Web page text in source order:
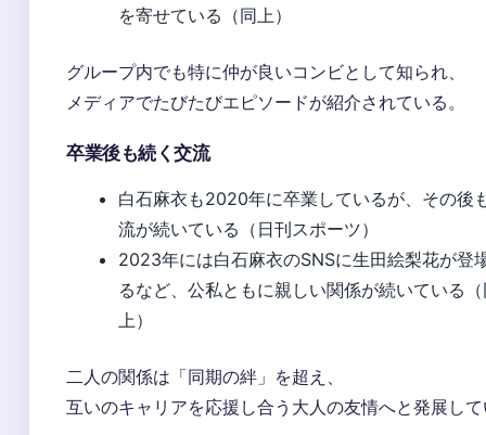
を寄せている（同上）
グループ内でも特に仲が良いコンビとして知られ、
メディアでたびたびエピソードが紹介されている。
卒業後も続く交流
白石麻衣も2020年に卒業しているが、その後
流が続いている（日刊スポーツ）
2023年には白石麻衣のSNSに生田絵梨花が登
るなど、公私ともに親しい関係が続いている
上）
二人の関係は「同期の絆」を超え、
互いのキャリアを応援し合う大人の友情へと発展し